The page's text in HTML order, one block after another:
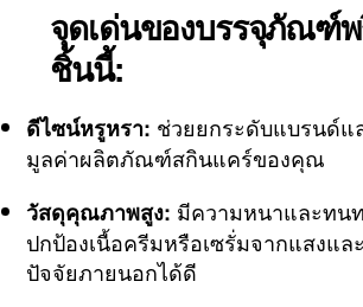
จุดเด่นของบรรจุภัณฑ์พ
ชิ้นนี้:
ดีไซน์หรูหรา: ช่วยยกระดับแบรนด์แ
มูลค่าผลิตภัณฑ์สกินแคร์ของคุณ
วัสดุคุณภาพสูง: มีความหนาและทน
ปกป้องเนื้อครีมหรือเซรั่มจากแสงและ
ปัจจัยภายนอกได้ดี